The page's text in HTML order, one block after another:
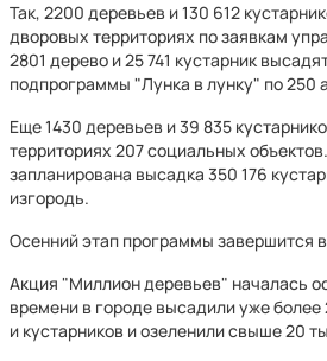
Так, 2200 деревьев и 130 612
дворовых территориях по заявкам
2801 дерево и 25 741 кустарник
подпрограммы "Лунка в лунку" по 250
Еще 1430 деревьев и 39 835
территориях 207 социальных
запланирована высадка 350 176
изгородь.
Осенний этап программы завершится
Акция "Миллион деревьев" началась
времени в городе высадили уже
и кустарников и озеленили свыше 20